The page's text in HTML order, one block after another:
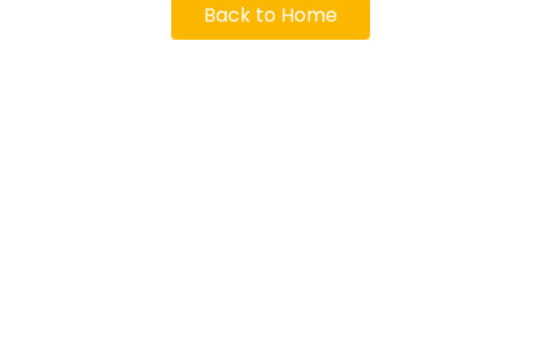
Back to Home